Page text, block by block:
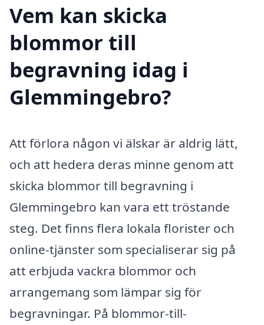
Vem kan skicka
blommor till
begravning idag i
Glemmingebro?
Att förlora någon vi älskar är aldrig lätt,
och att hedera deras minne genom att
skicka blommor till begravning i
Glemmingebro kan vara ett tröstande
steg. Det finns flera lokala florister och
online-tjänster som specialiserar sig på
att erbjuda vackra blommor och
arrangemang som lämpar sig för
begravningar. På blommor-till-